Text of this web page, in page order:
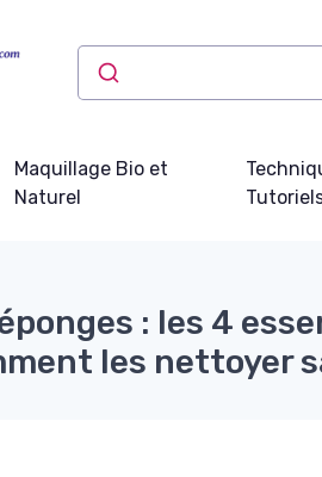
Maquillage Bio et
Naturel
: les 4
les nettoyer